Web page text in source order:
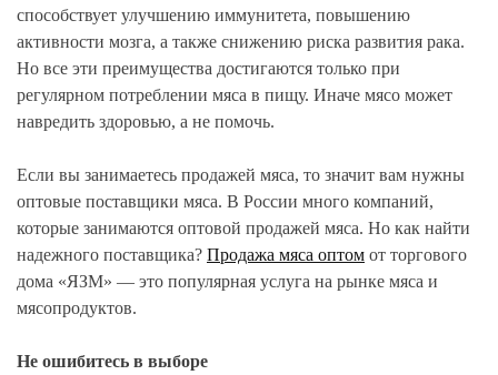
способствует улучшению иммунитета, повышению
активности мозга, а также снижению риска развития рака.
Но все эти преимущества достигаются только при
регулярном потреблении мяса в пищу. Иначе мясо может
навредить здоровью, а не помочь.
Если вы занимаетесь продажей мяса, то значит вам нужны
оптовые поставщики мяса. В России много компаний,
которые занимаются оптовой продажей мяса. Но как найти
надежного поставщика? Продажа мяса оптом от торгового
дома «ЯЗМ» — это популярная услуга на рынке мяса и
мясопродуктов.
Не ошибитесь в выборе